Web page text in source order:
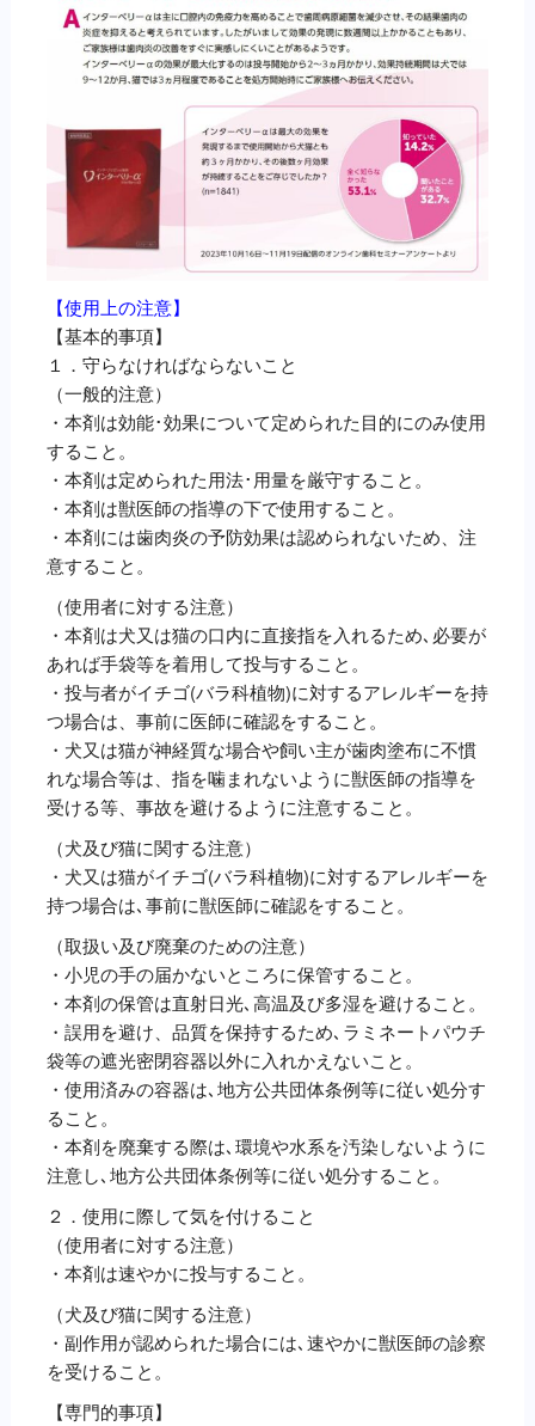
【使用上の注意】
【基本的事項】
１．守らなければならないこと
（一般的注意）
・本剤は効能･効果について定められた目的にのみ使用
すること。
・本剤は定められた用法･用量を厳守すること。
・本剤は獣医師の指導の下で使用すること。
・本剤には歯肉炎の予防効果は認められないため、注
意すること。
（使用者に対する注意）
・本剤は犬又は猫の口内に直接指を入れるため､必要が
あれば手袋等を着用して投与すること。
・投与者がイチゴ(バラ科植物)に対するアレルギーを持
つ場合は、事前に医師に確認をすること。
・犬又は猫が神経質な場合や飼い主が歯肉塗布に不慣
れな場合等は、指を噛まれないように獣医師の指導を
受ける等、事故を避けるように注意すること。
（犬及び猫に関する注意）
・犬又は猫がイチゴ(バラ科植物)に対するアレルギーを
持つ場合は､事前に獣医師に確認をすること。
（取扱い及び廃棄のための注意）
・小児の手の届かないところに保管すること。
・本剤の保管は直射日光､高温及び多湿を避けること。
・誤用を避け、品質を保持するため､ラミネートパウチ
袋等の遮光密閉容器以外に入れかえないこと。
・使用済みの容器は､地方公共団体条例等に従い処分す
ること。
・本剤を廃棄する際は､環境や水系を汚染しないように
注意し､地方公共団体条例等に従い処分すること。
２．使用に際して気を付けること
（使用者に対する注意）
・本剤は速やかに投与すること。
（犬及び猫に関する注意）
・副作用が認められた場合には､速やかに獣医師の診察
を受けること。
【専門的事項】